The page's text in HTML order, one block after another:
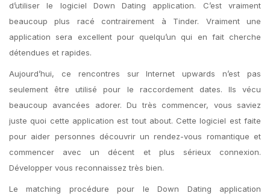
d’utiliser le logiciel Down Dating application. C’est vraiment
beaucoup plus racé contrairement à Tinder. Vraiment une
application sera excellent pour quelqu’un qui en fait cherche
détendues et rapides.
Aujourd’hui, ce rencontres sur Internet upwards n’est pas
seulement être utilisé pour le raccordement dates. Ils vécu
beaucoup avancées adorer. Du très commencer, vous saviez
juste quoi cette application est tout about. Cette logiciel est faite
pour aider personnes découvrir un rendez-vous romantique et
commencer avec un décent et plus sérieux connexion.
Développer vous reconnaissez très bien.
Le matching procédure pour le Down Dating application